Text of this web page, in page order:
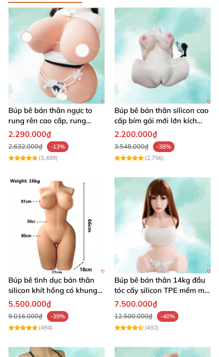
Thương hiệu WM Doll
Chất liệu TPE
Chiều cao 1m66
Độ rộng vai 34 cm
Chu vi đùi 42 cm
Cánh tay 47 cm
Cổ tay
85 cm
Bàn chân 21 cm
Vòng ngực 73 cm
Eo 56 cm
Búp bê bán thân ngực to
rung rên cao cấp, rung
mạnh kích thích
2.290.000₫
2.632.000₫
-13%
(3,499)
Búp bê bán thân silicon cao
cấp bím gái mới lớn kích
thích
2.200.000₫
3.548.000₫
-38%
(2,756)
Búp bê tình dục bán thân
silicon khít hồng có khung
16kg
5.500.000₫
9.016.000₫
-39%
(494)
Búp bê bán thân 14kg đầu
tóc cấy silicon TPE mềm mịn
tự nhiên
7.500.000₫
12.500.000₫
-40%
(492)